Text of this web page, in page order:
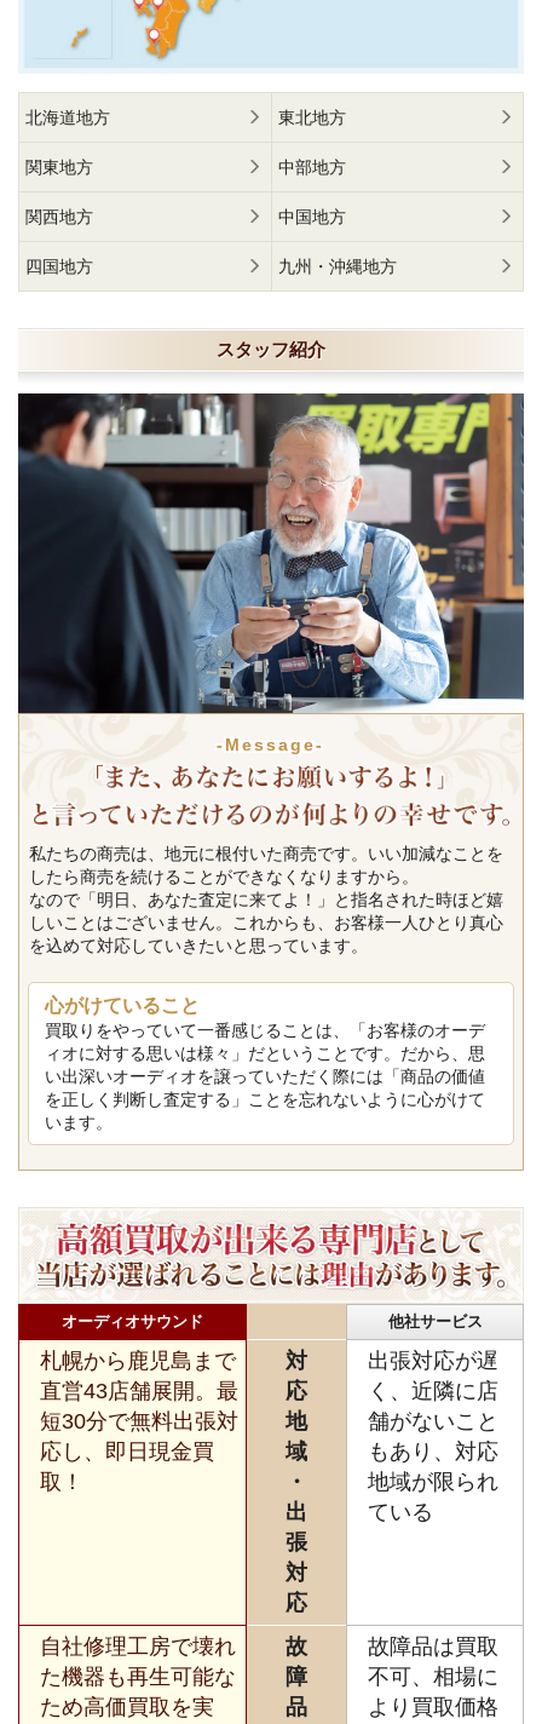
北海道地方 東北地方
関東地方 中部地方
関西地方 中国地方
四国地方 九州・沖縄地方
スタッフ紹介
-Message-
私たちの商売は、地元に根付いた商売です。いい加減なことを
したら商売を続けることができなくなりますから。
なので「明日、あなた査定に来てよ！」と指名された時ほど嬉
しいことはございません。これからも、お客様一人ひとり真心
を込めて対応していきたいと思っています。
心がけていること
買取りをやっていて一番感じることは、「お客様のオーデ
ィオに対する思いは様々」だということです。だから、思
い出深いオーディオを譲っていただく際には「商品の価値
を正しく判断し査定する」ことを忘れないように心がけて
います。
オーディオサウンド 他社サービス
札幌から鹿児島まで
直営43店舗展開。最
短30分で無料出張対
応し、即日現金買
取！
対
応
地
域
・
出
張
対
応
出張対応が遅
く、近隣に店
舗がないこと
もあり、対応
地域が限られ
ている
自社修理工房で壊れ
た機器も再生可能な
ため高価買取を実
故
障
品
故障品は買取
不可、相場に
より買取価格